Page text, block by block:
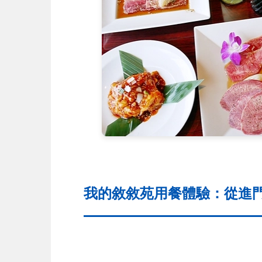
我的敘敘苑用餐體驗：從進